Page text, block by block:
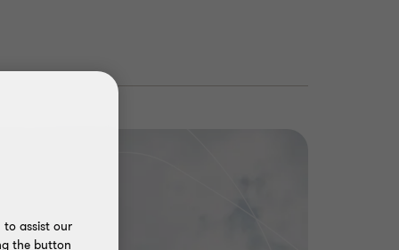
to assist our
the button